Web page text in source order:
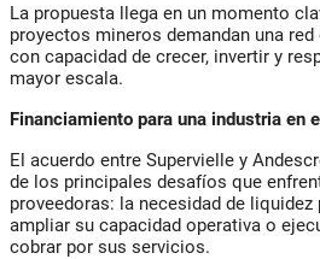
La propuesta llega en un momento
proyectos mineros demandan una
con capacidad de crecer, invertir y
mayor escala.
Financiamiento para una industria en
El acuerdo entre Supervielle y
de los principales desafíos que
proveedoras: la necesidad de
ampliar su capacidad operativa o
cobrar por sus servicios.